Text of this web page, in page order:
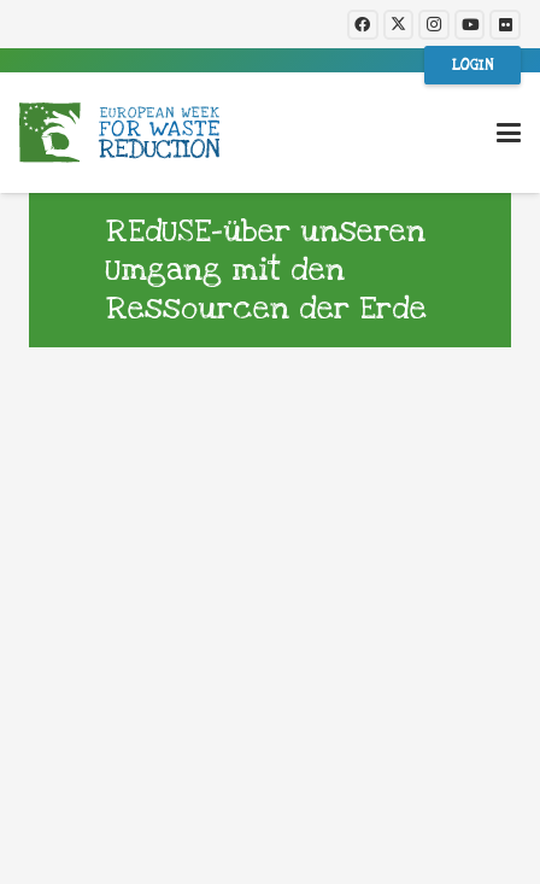
LOGIN
REdUSE-über unseren
Umgang mit den
Ressourcen der Erde